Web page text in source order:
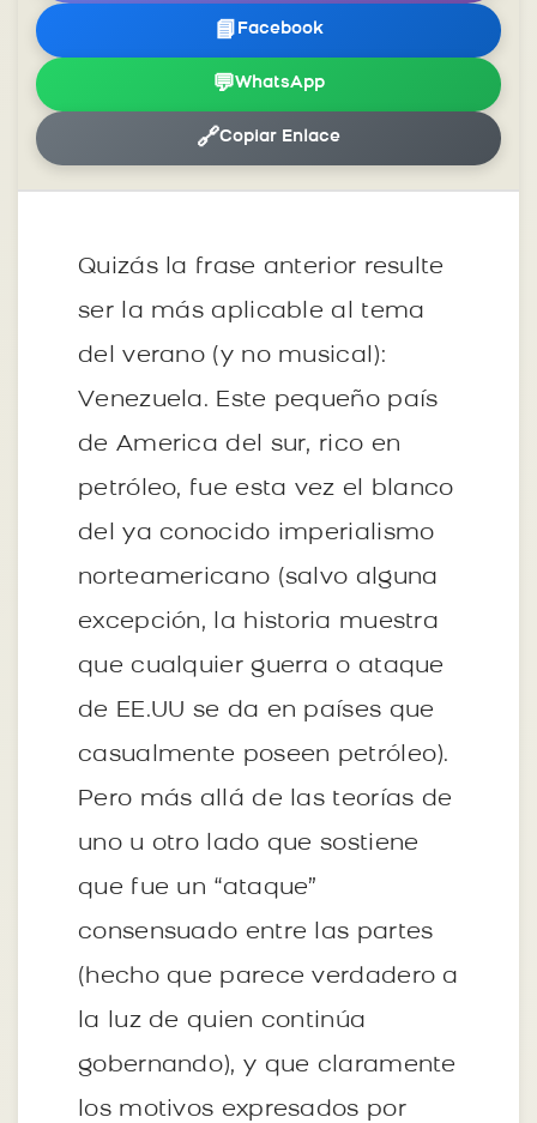
📘 Facebook
💬WhatsApp
🔗Copiar Enlace
Quizás la frase anterior resulte
ser la más aplicable al tema
del verano (y no musical):
Venezuela. Este pequeño país
de America del sur, rico en
petróleo, fue esta vez el blanco
del ya conocido imperialismo
norteamericano (salvo alguna
excepción, la historia muestra
que cualquier guerra o ataque
de EE.UU se da en países que
casualmente poseen petróleo).
Pero más allá de las teorías de
uno u otro lado que sostiene
que fue un “ataque”
consensuado entre las partes
(hecho que parece verdadero a
la luz de quien continúa
gobernando), y que claramente
los motivos expresados por